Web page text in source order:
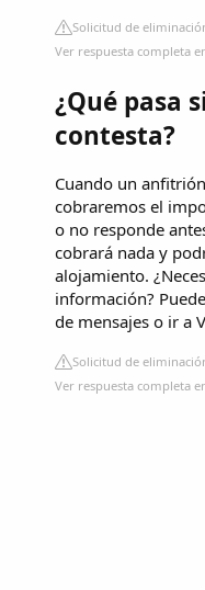
Solicitud de
Ver respuesta completa
¿Qué pasa
contesta?
Cuando un
cobraremos el
o no responde
cobrará nada y
alojamiento.
información?
de mensajes o ir a
Solicitud de
Ver respuesta completa